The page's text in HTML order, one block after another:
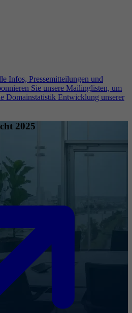
Infos, Pressemitteilungen und
Sie unsere Mailinglisten, um
Domainstatistik Entwicklung unserer
2025